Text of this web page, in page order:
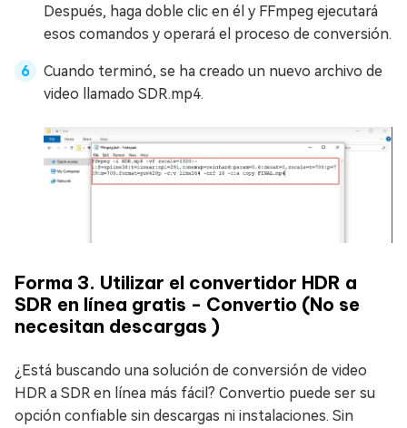
Después, haga doble clic en él y FFmpeg ejecutará
esos comandos y operará el proceso de conversión.
Cuando terminó, se ha creado un nuevo archivo de
video llamado SDR.mp4.
Forma 3. Utilizar el convertidor HDR a
SDR en línea gratis - Convertio (No se
necesitan descargas )
¿Está buscando una solución de conversión de video
HDR a SDR en línea más fácil? Convertio puede ser su
opción confiable sin descargas ni instalaciones. Sin